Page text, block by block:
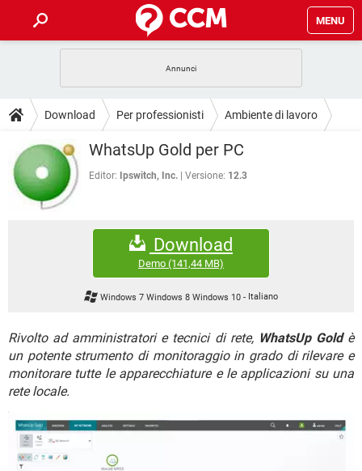
MENU
INTRATTENIMENTO ANDROID
iOS WINDOWS 10
INSTAGRAM WHATSAPP
TIKTOK
GUIDE
COVID-19 GAMING
INTRATTENIMENTO ANDROID
iOS
FACEBOOK
DOWNLOAD
COVID-19 GAMING
INTRATTENIMENTO
WINDOWS 10
WHATSAPP
FORUM
ANDROID
WINDOWS 10
WHATSAPP
HARDWARE
GAMING
INSTAGRAM WHATSAPP
TIKTOK FACEBOOK
HARDWARE
Download Per professionisti Ambiente di lavoro
WhatsUp Gold per PC
Editor: Ipswitch, Inc. Versione: 12.3
Download
Demo (141,44 MB)
Windows 7 Windows 8 Windows 10- Italiano
Rivolto ad amministratori e tecnici di rete, WhatsUp Goldè
un potente strumento di monitoraggio in grado di rilevare e
monitorare tutte le apparecchiature e le applicazioni su una
rete locale.